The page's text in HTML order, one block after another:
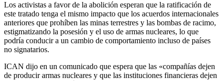
Los activistas a favor de la abolición esperan que la ratificación de
este tratado tenga el mismo impacto que los acuerdos internacionales
anteriores que prohíben las minas terrestres y las bombas de racimo,
estigmatizando la posesión y el uso de armas nucleares, lo que
podría conducir a un cambio de comportamiento incluso de países
no signatarios.
ICAN dijo en un comunicado que espera que las «compañías dejen
de producir armas nucleares y que las instituciones financieras dejen